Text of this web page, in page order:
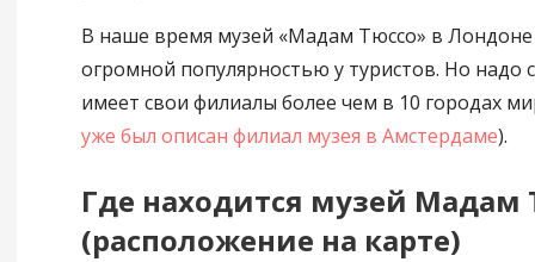
В наше время музей «Мадам Тюссо» в Лондоне
огромной популярностью у туристов. Но надо
имеет свои филиалы более чем в 10 городах
уже был описан филиал музея в Амстердаме).
Где находится музей Мадам
(расположение на карте)